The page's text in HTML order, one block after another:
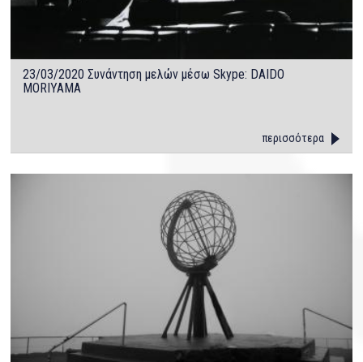
23/03/2020 Συνάντηση μελών μέσω Skype: DAIDO
MORIYAMA
περισσότερα